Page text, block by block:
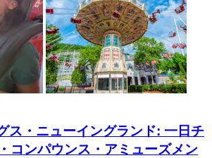
ス・ニューイングランド: 一日チ
コンパウンス・アミューズメン